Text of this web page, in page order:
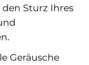
den Sturz Ihres
Geräusche